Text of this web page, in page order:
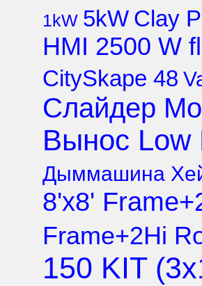
1kW 5kW Clay
HMI 2500 W
CitySkape 48
Слайдер
Вынос Low
Дыммашина
8'x8'
Frame+2Hi
150 KIT